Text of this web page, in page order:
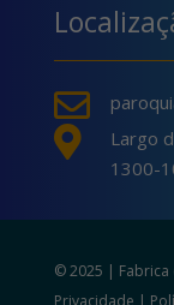


Largo
1300-
© 2025 | Fabrica
Privacidade |